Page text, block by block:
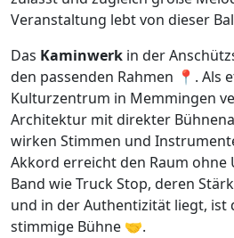
Veranstaltung lebt von dieser
Das Kaminwerk in der
den passenden Rahmen 📍. Als
Kulturzentrum in Memmingen
Architektur mit direkter
wirken Stimmen und
Akkord erreicht den Raum ohne
Band wie Truck Stop, deren
und in der Authentizität liegt, ist
stimmige Bühne 🤝.